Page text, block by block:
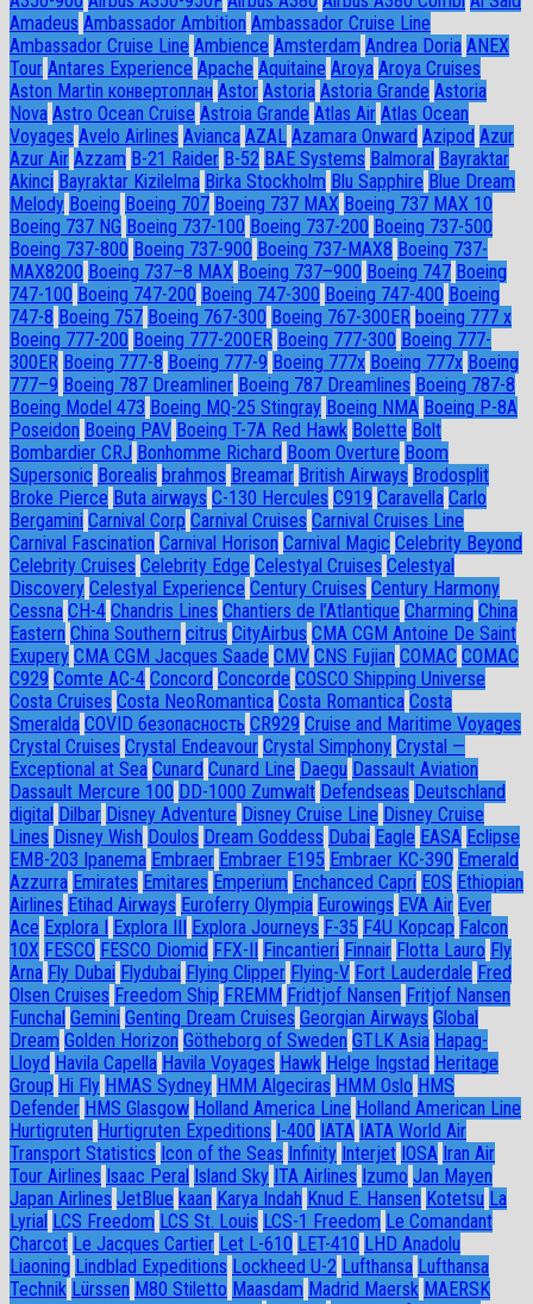
Amadeus Ambassador Ambition Ambassador Cruise Line
Ambassador Сruise Line Ambience Amsterdam Andrea Doria ANEX
Tour Antares Experience Apache Aquitaine Aroya Aroya Cruises
Aston Martin конвертоплан Astor Astoria Astoria Grande Astoria
Nova Astro Ocean Cruise Astroia Grande Atlas Air Atlas Ocean
Voyages Avelo Airlines Avianca AZAL Azamara Onward Azipod Azur
Azur Air Azzam B-21 Raider B-52 BAE Systems Balmoral Bayraktar
Akinci Bayraktar Kizilelma Birka Stockholm Blu Sapphire Blue Dream
Melody Boeing Boeing 707 Boeing 737 MAX Boeing 737 MAX 10
Boeing 737 NG Boeing 737-100 Boeing 737-200 Boeing 737-500
Boeing 737-800 Boeing 737-900 Boeing 737-MAX8 Boeing 737-
MAX8200 Boeing 737–8 MAX Boeing 737–900 Boeing 747 Boeing
747-100 Boeing 747-200 Boeing 747-300 Boeing 747-400 Boeing
747-8 Boeing 757 Boeing 767-300 Boeing 767-300ER boeing 777 x
Boeing 777-200 Boeing 777-200ER Boeing 777-300 Boeing 777-
300ER Boeing 777-8 Boeing 777-9 Boeing 777x Boeing 777х Boeing
777–9 Boeing 787 Dreamliner Boeing 787 Dreamlines Boeing 787-8
Boeing Model 473 Boeing MQ-25 Stingray Boeing NMA Boeing P-8A
Poseidon Boeing PAV Boeing T-7A Red Hawk Bolette Bolt
Bombardier CRJ Bonhomme Richard Boom Overture Boom
Supersonic Borealis brahmos Breamar British Airways Brodosplit
Broke Pierce Buta airways C-130 Hercules C919 Caravella Carlo
Bergamini Carnival Corp Carnival Cruises Carnival Cruises Line
Carnival Fascination Carnival Horison Carnival Magic Celebrity Beyond
Celebrity Cruises Celebrity Edge Celestyal Cruises Celestyal
Discovery Celestyal Experience Century Cruises Century Harmony
Cessna CH-4 Chandris Lines Chantiers de l’Atlantique Charming China
Eastern China Southern citrus CityAirbus CMA CGM Antoine De Saint
Exupery CMA CGM Jacques Saade CMV CNS Fujian COMAC COMAC
C929 Comte AC-4 Concord Concorde COSCO Shipping Universe
Costa Cruises Costa NeoRomantica Costa Romantica Costa
Smeralda COVID безопасность CR929 Cruise and Maritime Voyages
Crystal Cruises Crystal Endeavour Crystal Simphony Crystal —
Exceptional at Sea Cunard Cunard Line Daegu Dassault Aviation
Dassault Mercure 100 DD-1000 Zumwalt Defendseas Deutschland
digital Dilbar Disney Adventure Disney Cruise Line Disney Cruise
Lines Disney Wish Doulos Dream Goddess Dubai Eagle EASA Eclipse
EMB-203 Ipanema Embraer Embraer E195 Embraer KC-390 Emerald
Azzurra Emirates Emitares Emperium Enchanced Capri EOS Ethiopian
Airlines Etihad Airways Euroferry Olympia Eurowings EVA Air Ever
Ace Explora I Explora III Explora Journeys F-35 F4U Корсар Falcon
10X FESCO FESCO Diomid FFX-II Fincantieri Finnair Flotta Lauro Fly
Arna Fly Dubai Flydubai Flying Clipper Flying-V Fort Lauderdale Fred
Olsen Cruises Freedom Ship FREMM Fridtjof Nansen Fritjof Nansen
Funchal Gemini Genting Dream Cruises Georgian Airways Global
Dream Golden Horizon Götheborg of Sweden GTLK Asia Hapag-
Lloyd Havila Capella Havila Voyages Hawk Helge Ingstad Heritage
Group Hi Fly HMAS Sydney HMM Algeciras HMM Oslo HMS
Defender HMS Glasgow Holland America Line Holland American Line
Hurtigruten Hurtigruten Expeditions I-400 IATA IATA World Air
Transport Statistics Icon of the Seas Infinity Interjet IOSA Iran Air
Tour Airlines Isaac Peral Island Sky ITA Airlines Izumo Jan Mayen
Japan Airlines JetBlue kaan Karya Indah Knud E. Hansen Kotetsu La
Lyrial LCS Freedom LCS St. Louis LCS-1 Freedom Le Comandant
Charcot Le Jacques Cartier Let L-610 LET-410 LHD Anadolu
Liaoning Lindblad Expeditions Lockheed U-2 Lufthansa Lufthansa
Technik Lürssen M80 Stiletto Maasdam Madrid Maersk MAERSK